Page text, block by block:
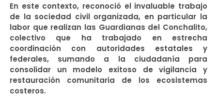
En este contexto, reconoció el invaluable trabajo
de la sociedad civil organizada, en particular la
labor que realizan las Guardianas del Conchalito,
colectivo que ha trabajado en estrecha
coordinación con autoridades estatales y
federales, sumando a la ciudadanía para
consolidar un modelo exitoso de vigilancia y
restauración comunitaria de los ecosistemas
costeros.